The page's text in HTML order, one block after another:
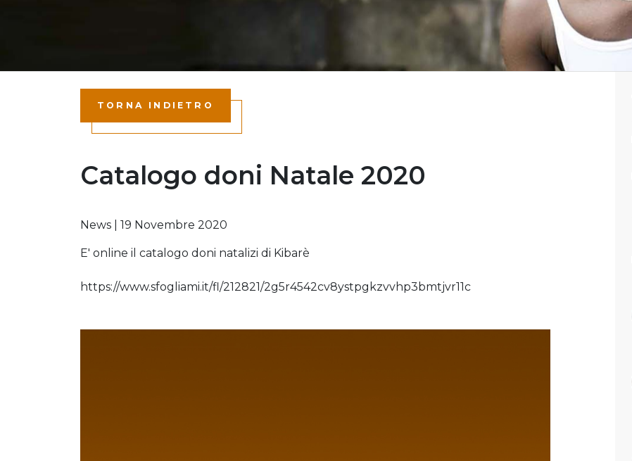
TORNA INDIETRO
Catalogo doni Natale 2020
News 19 Novembre 2020
E' online il catalogo doni natalizi di Kibarè
https://www.sfogliami.it/fl/212821/2g5r4542cv8ystpgkzvvhp3bmtjvr11c